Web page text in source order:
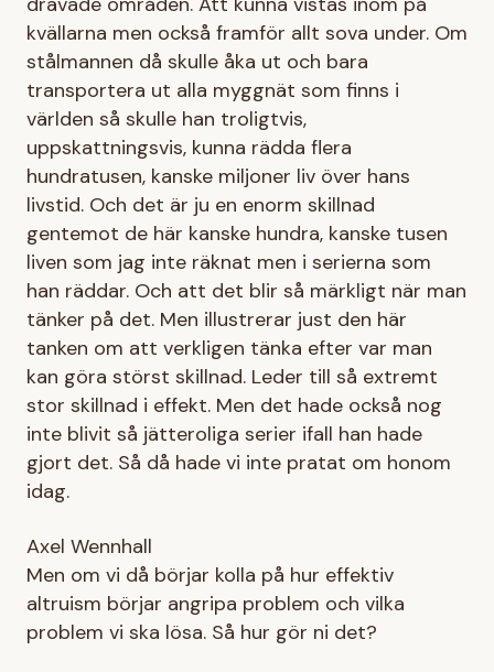
kvällarna men också framför allt sova under. Om
stålmannen då skulle åka ut och bara
transportera ut alla myggnät som finns i
världen så skulle han troligtvis,
uppskattningsvis, kunna rädda flera
hundratusen, kanske miljoner liv över hans
livstid. Och det är ju en enorm skillnad
gentemot de här kanske hundra, kanske tusen
liven som jag inte räknat men i serierna som
han räddar. Och att det blir så märkligt när man
tänker på det. Men illustrerar just den här
tanken om att verkligen tänka efter var man
kan göra störst skillnad. Leder till så extremt
stor skillnad i effekt. Men det hade också nog
inte blivit så jätteroliga serier ifall han hade
gjort det. Så då hade vi inte pratat om honom
idag.
Axel Wennhall
Men om vi då börjar kolla på hur effektiv
altruism börjar angripa problem och vilka
problem vi ska lösa. Så hur gör ni det?